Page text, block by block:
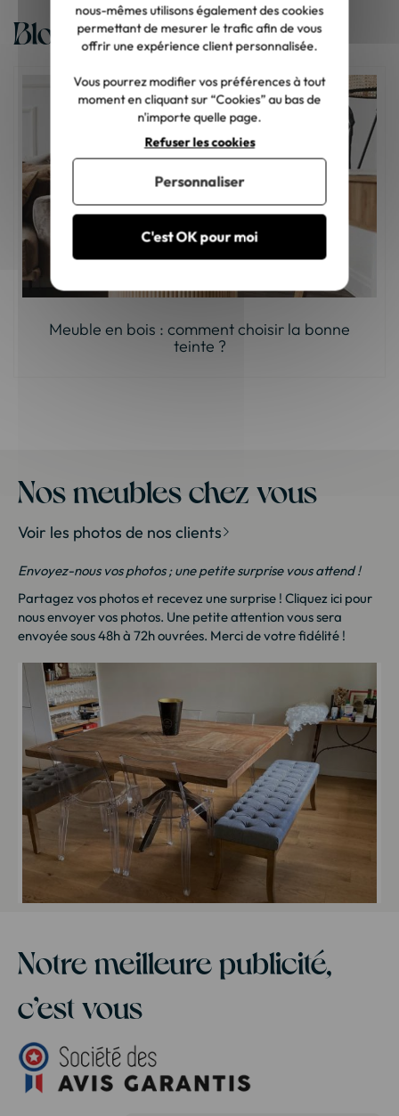
Blog
Meuble en bois : comment choisir la bonne
teinte ?
Nos meubles chez vous
Voir les photos de nos clients
Envoyez-nous vos photos ; une petite surprise vous attend !
Partagez vos photos et recevez une surprise ! Cliquez ici pour
nous envoyer vos photos. Une petite attention vous sera
envoyée sous 48h à 72h ouvrées. Merci de votre fidélité !
Notre meilleure publicité,
c’est vous
nous-mêmes utilisons également des cookies
permettant de mesurer le trafic afin de vous
offrir une expérience client personnalisée.
Vous pourrez modifier vos préférences à tout
moment en cliquant sur “Cookies” au bas de
n'importe quelle page.
C'est OK pour moi
Refuser les cookies
Personnaliser